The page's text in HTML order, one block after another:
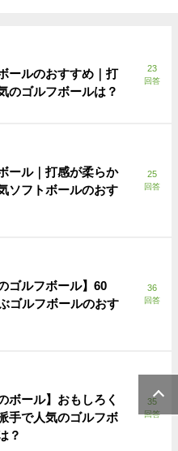
ールのおすすめ｜打
のゴルフボールは？
23
回答
ール｜打感が柔らか
ソフトボールのおす
25
回答
ゴルフボール】60
ゴルフボールのおす
36
回答
ボール】おもしろく
手で人気のゴルフボ
？
35
回答